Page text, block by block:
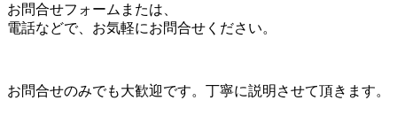
お問合せフォームまたは、
電話などで、お気軽にお問合せください。
お問合せのみでも大歓迎です。丁寧に説明させて頂きます。